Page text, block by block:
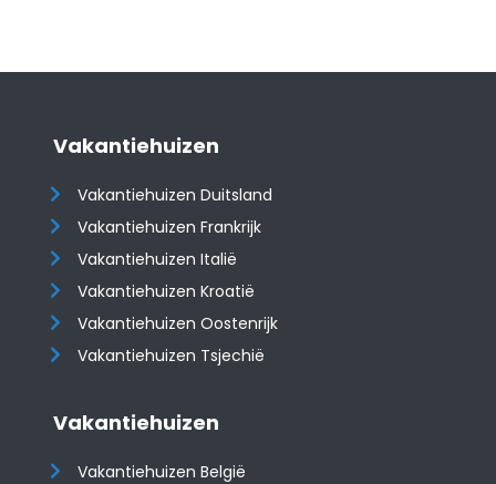
Vakantiehuizen
Vakantiehuizen Duitsland
Vakantiehuizen Frankrijk
Vakantiehuizen Italië
Vakantiehuizen Kroatië
​​​​​​​Vakantiehuizen Oostenrijk
Vakantiehuizen Tsjechië
Vakantiehuizen
Vakantiehuizen België